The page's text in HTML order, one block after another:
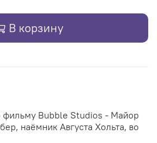
В корзину
Bubble Studios - Майор
наёмник Августа Хольта, во